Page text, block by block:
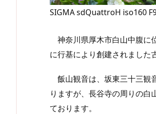
SIGMA sdQuattroH iso160
神奈川県厚木市白山中腹に
に行基により創建されました
飯山観音は、坂東三十三観
りますが、長谷寺の周りの
ております。